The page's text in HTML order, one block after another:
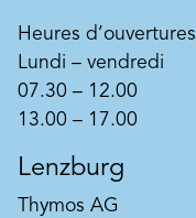
Heures d’ouvertures
Lundi – vendredi
07.30 – 12.00
13.00 – 17.00
Lenzburg
Thymos AG